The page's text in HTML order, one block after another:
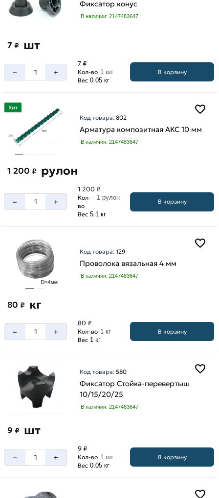
Фиксатор конус
В наличии: 2147483647
7 ₽ шт
– +
7 ₽
Кол-во 1 шт
Вес 0.05 кг
В корзину
Хит
Код товара:802
Арматура композитная АКС 10 мм
В наличии: 2147483647
1 200 ₽ рулон
– +
1 200 ₽
Кол-
во
1 рулон
Вес 5.1 кг
В корзину
Код товара:129
Проволока вязальная 4 мм
В наличии: 2147483647
80 ₽ кг
– +
80 ₽
Кол-во 1 кг
Вес 1 кг
В корзину
Код товара:580
Фиксатор Стойка-перевертыш
10/15/20/25
В наличии: 2147483647
9 ₽ шт
– +
9 ₽
Кол-во 1 шт
Вес 0.05 кг
В корзину